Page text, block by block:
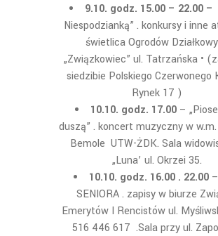
9.10. godz. 15.00 – 22.00 –
Niespodzianką” . konkursy i inne
świetlica Ogrodów
„Związkowiec” ul. Tatrzańska •
siedzibie Polskiego Czerwonego
Rynek 17 )
10.10. godz. 17.00 –
duszą” . koncert muzyczny w w.m.
Bemole UTW-ŻDK. Sala
„Luna’ ul. Okrzei 35.
10.10. godz. 16.00 . 22.00
SENIORA . zapisy w biurze
Emerytów I Rencistów ul.
516 446 617 .Sala przy ul.